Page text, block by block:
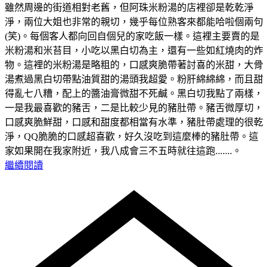
雖然周邊的街道相對老舊，但阿珠米粉湯的店裡卻是乾乾淨
淨，兩位大姐也非常的親切，幾乎每位熟客來都能哈啦個兩句
(笑)。每個客人都向回自個兒的家吃飯一樣。這裡主要賣的是
米粉湯和米苔目，小吃以黑白切為主，還有一些如紅燒肉的炸
物。這裡的米粉湯是略粗的，口感爽脆帶著討喜的米甜，大骨
湯煮過黑白切帶點油質甜的湯頭我超愛。粉肝綿綿綿，而且甜
得亂七八糟，配上的醬油膏微甜不死鹹。黑白切我點了兩樣，
一是我最喜歡的豬舌，二是比較少見的豬肚帶。豬舌微厚切，
口感爽脆鮮甜，口感和甜度都相當有水準，豬肚帶處理的很乾
淨，QQ脆脆的口感超喜歡，好久沒吃到這麼棒的豬肚帶。這
家如果開在我家附近，我八成會三不五時就往這跑.......。
繼續閱讀